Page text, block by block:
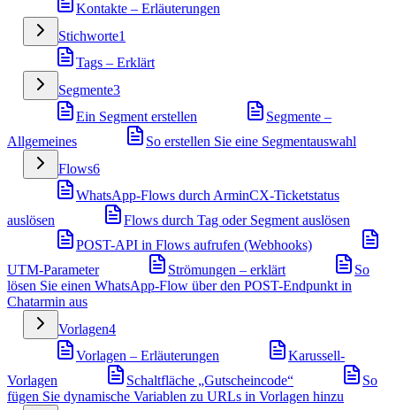
Kontakte – Erläuterungen
Stichworte1
Tags – Erklärt
Segmente3
Ein Segment erstellen
Segmente –
Allgemeines
So erstellen Sie eine Segmentauswahl
Flows6
WhatsApp-Flows durch ArminCX-Ticketstatus
auslösen
Flows durch Tag oder Segment auslösen
POST-API in Flows aufrufen (Webhooks)
UTM-Parameter
Strömungen – erklärt
So
lösen Sie einen WhatsApp-Flow über den POST-Endpunkt in
Chatarmin aus
Vorlagen4
Vorlagen – Erläuterungen
Karussell-
Vorlagen
Schaltfläche „Gutscheincode“
So
fügen Sie dynamische Variablen zu URLs in Vorlagen hinzu